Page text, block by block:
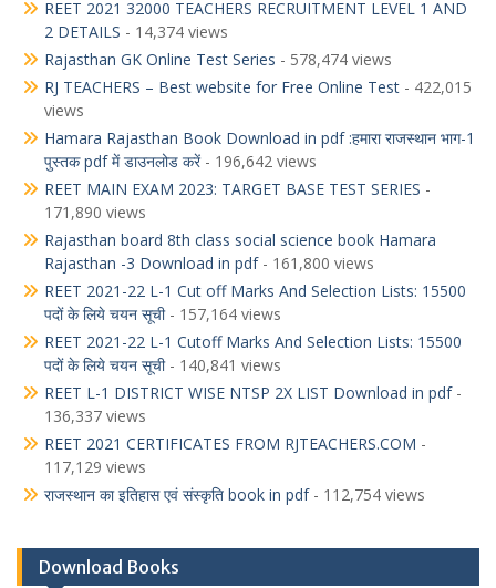
REET 2021 32000 TEACHERS RECRUITMENT LEVEL 1 AND
2 DETAILS - 14,374 views
Rajasthan GK Online Test Series - 578,474 views
RJ TEACHERS – Best website for Free Online Test - 422,015
views
Hamara Rajasthan Book Download in pdf :हमारा राजस्थान भाग-1
पुस्तक pdf में डाउनलोड करें- 196,642 views
REET MAIN EXAM 2023: TARGET BASE TEST SERIES -
171,890 views
Rajasthan board 8th class social science book Hamara
Rajasthan -3 Download in pdf- 161,800 views
REET 2021-22 L-1 Cut off Marks And Selection Lists: 15500
पदों के लिये चयन सूची- 157,164 views
REET 2021-22 L-1 Cutoff Marks And Selection Lists: 15500
पदों के लिये चयन सूची- 140,841 views
REET L-1 DISTRICT WISE NTSP 2X LIST Download in pdf-
136,337 views
REET 2021 CERTIFICATES FROM RJTEACHERS.COM -
117,129 views
राजस्थान का इतिहास एवं संस्कृति book in pdf- 112,754 views
Download Books